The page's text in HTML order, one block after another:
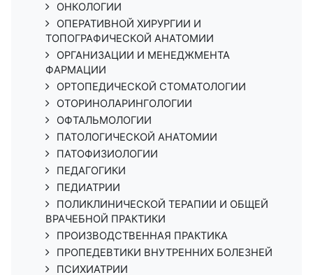
ОНКОЛОГИИ
ОПЕРАТИВНОЙ ХИРУРГИИ И
ТОПОГРАФИЧЕСКОЙ АНАТОМИИ
ОРГАНИЗАЦИИ И МЕНЕДЖМЕНТА
ФАРМАЦИИ
ОРТОПЕДИЧЕСКОЙ СТОМАТОЛОГИИ
ОТОРИНОЛАРИНГОЛОГИИ
ОФТАЛЬМОЛОГИИ
ПАТОЛОГИЧЕСКОЙ АНАТОМИИ
ПАТОФИЗИОЛОГИИ
ПЕДАГОГИКИ
ПЕДИАТРИИ
ПОЛИКЛИНИЧЕСКОЙ ТЕРАПИИ И ОБЩЕЙ
ВРАЧЕБНОЙ ПРАКТИКИ
ПРОИЗВОДСТВЕННАЯ ПРАКТИКА
ПРОПЕДЕВТИКИ ВНУТРЕННИХ БОЛЕЗНЕЙ
ПСИХИАТРИИ